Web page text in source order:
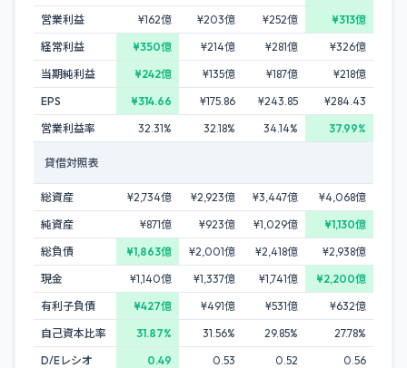
営業利益
¥162億 ¥203億 ¥252億
¥313億
経常利益
¥350億 ¥214億 ¥281億
¥326億
当期純利益
¥242億 ¥135億 ¥187億
¥218億
EPS
¥314.66 ¥175.86 ¥243.85
¥284.43
営業利益率
32.31% 32.18% 34.14% 37.99%
貸借対照表
総資産 ¥2,734億 ¥2,923億 ¥3,447億
¥4,068億
純資産
¥871億 ¥923億 ¥1,029億
¥1,130億
総負債
¥1,863億 ¥2,001億 ¥2,418億
¥2,938億
現金
¥1,140億 ¥1,337億 ¥1,741億
¥2,200億
有利子負債
¥427億 ¥491億 ¥531億
¥632億
自己資本比率
31.87% 31.56% 29.85%
27.78%
D/Eレシオ
0.49 0.53 0.52 0.56